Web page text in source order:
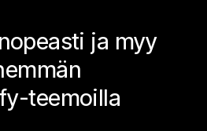
ja myy
teemoilla